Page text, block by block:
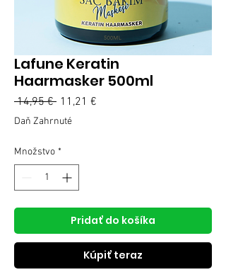
Lafune Keratin
Haarmasker 500ml
14,95 € Normálna
cena
11,21 €
Daň Zahrnuté
Množstvo *
Pridať do košíka
Kúpiť teraz